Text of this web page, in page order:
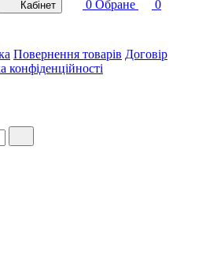
Кабінет 0 Обране
0
Повернення товарів Договір
конфіденційності